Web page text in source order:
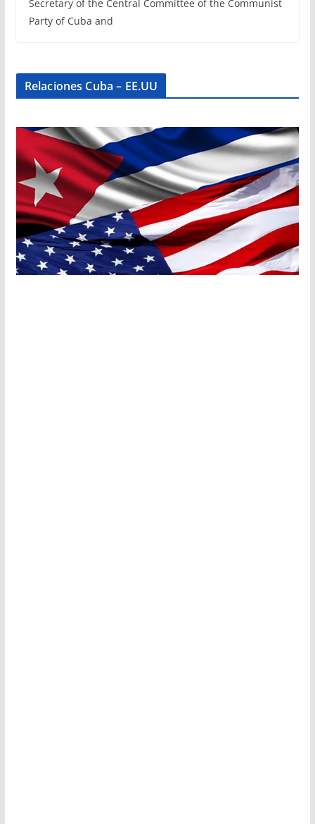
Secretary of the Central Committee of the Communist
Party of Cuba and
Relaciones Cuba – EE.UU